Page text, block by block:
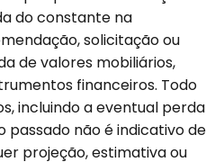
do constante na
solicitação ou
de valores mobiliários,
financeiros. Todo
incluindo a eventual perda
passado não é indicativo de
projeção, estimativa ou